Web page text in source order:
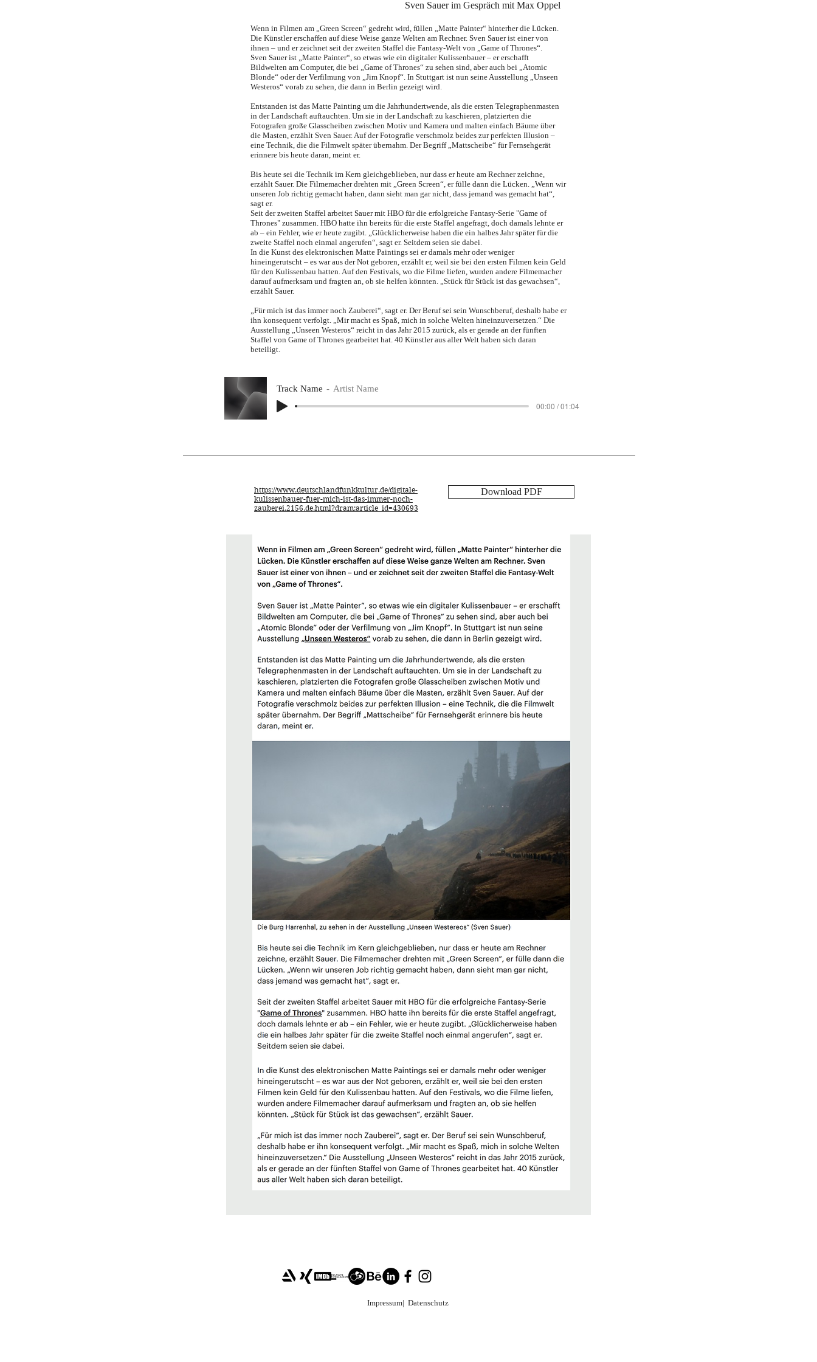
Sven Sauer im Gespräch mit Max Oppel
Wenn in Filmen am „Green Screen“ gedreht wird, füllen „Matte Painter“ hinterher die Lücken.
Die Künstler erschaffen auf diese Weise ganze Welten am Rechner. Sven Sauer ist einer von
ihnen – und er zeichnet seit der zweiten Staffel die Fantasy-Welt von „Game of Thrones“.
Sven Sauer ist „Matte Painter“, so etwas wie ein digitaler Kulissenbauer – er erschafft
Bildwelten am Computer, die bei „Game of Thrones“ zu sehen sind, aber auch bei „Atomic
Blonde“ oder der Verfilmung von „Jim Knopf“. In Stuttgart ist nun seine Ausstellung „Unseen
Westeros“ vorab zu sehen, die dann in Berlin gezeigt wird.
Entstanden ist das Matte Painting um die Jahrhundertwende, als die ersten Telegraphenmasten
in der Landschaft auftauchten. Um sie in der Landschaft zu kaschieren, platzierten die
Fotografen große Glasscheiben zwischen Motiv und Kamera und malten einfach Bäume über
die Masten, erzählt Sven Sauer. Auf der Fotografie verschmolz beides zur perfekten Illusion –
eine Technik, die die Filmwelt später übernahm. Der Begriff „Mattscheibe“ für Fernsehgerät
erinnere bis heute daran, meint er.
Bis heute sei die Technik im Kern gleichgeblieben, nur dass er heute am Rechner zeichne,
erzählt Sauer. Die Filmemacher drehten mit „Green Screen“, er fülle dann die Lücken. „Wenn wir
unseren Job richtig gemacht haben, dann sieht man gar nicht, dass jemand was gemacht hat“,
sagt er.
Seit der zweiten Staffel arbeitet Sauer mit HBO für die erfolgreiche Fantasy-Serie "Game of
Thrones" zusammen. HBO hatte ihn bereits für die erste Staffel angefragt, doch damals lehnte er
ab – ein Fehler, wie er heute zugibt. „Glücklicherweise haben die ein halbes Jahr später für die
zweite Staffel noch einmal angerufen“, sagt er. Seitdem seien sie dabei.
In die Kunst des elektronischen Matte Paintings sei er damals mehr oder weniger
hineingerutscht – es war aus der Not geboren, erzählt er, weil sie bei den ersten Filmen kein Geld
für den Kulissenbau hatten. Auf den Festivals, wo die Filme liefen, wurden andere Filmemacher
darauf aufmerksam und fragten an, ob sie helfen könnten. „Stück für Stück ist das gewachsen“,
erzählt Sauer.
„Für mich ist das immer noch Zauberei“, sagt er. Der Beruf sei sein Wunschberuf, deshalb habe er
ihn konsequent verfolgt. „Mir macht es Spaß, mich in solche Welten hineinzuversetzen.“ Die
Ausstellung „Unseen Westeros“ reicht in das Jahr 2015 zurück, als er gerade an der fünften
Staffel von Game of Thrones gearbeitet hat. 40 Künstler aus aller Welt haben sich daran
beteiligt.
Track Name Artist Name
00:00 / 01:04
https://www.deutschlandfunkkultur.de/digitale-
kulissenbauer-fuer-mich-ist-das-immer-noch-
zauberei.2156.de.html?dram:article_id=430693
Download PDF
Impressum| Datenschutz